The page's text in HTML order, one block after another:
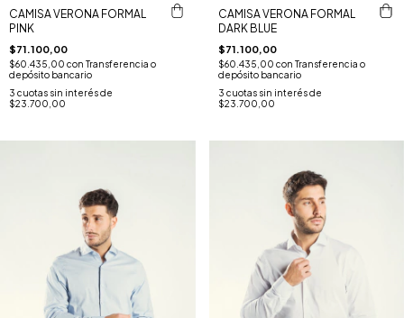
CAMISA VERONA FORMAL
PINK
$71.100,00
$60.435,00 con Transferencia o
depósito bancario
3 cuotas sin interés de
$23.700,00
CAMISA VERONA FORMAL
DARK BLUE
$71.100,00
$60.435,00 con Transferencia o
depósito bancario
3 cuotas sin interés de
$23.700,00